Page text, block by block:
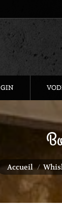
GIN
Vous êtes ici :
Accueil